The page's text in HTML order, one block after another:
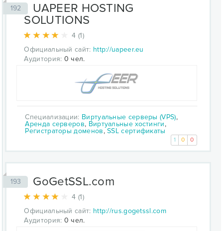
192
UAPEER HOSTING
SOLUTIONS
4 (1)
Официальный сайт: http://uapeer.eu
Аудитория: 0 чел.
Специализации: Виртуальные серверы (VPS),
Аренда серверов, Виртуальные хостинги,
Регистраторы доменов,SSL сертификаты
1 0 0
193 GoGetSSL.com
4 (1)
Официальный сайт: http://rus.gogetssl.com
Аудитория: 0 чел.